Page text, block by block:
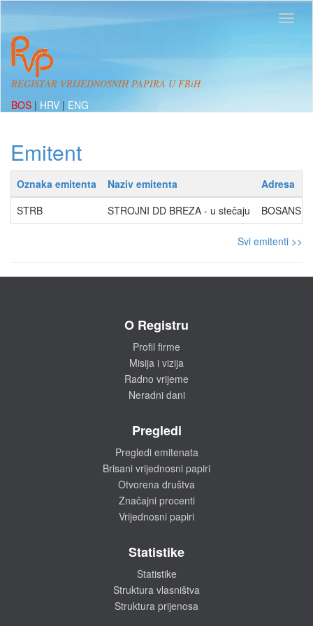
REGISTAR VRIJEDNOSNIH PAPIRA U FBiH
BOS | HRV | ENG
Emitent
Oznaka emitenta Naziv emitenta
Adresa
STRB
STROJNI DD BREZA - u stečaju
Svi emitenti >>
O Registru
Profil firme
Misija i vizija
Radno vrijeme
Neradni dani
Pregledi
Pregledi emitenata
Brisani vrijednosni papiri
Otvorena društva
Značajni procenti
Vrijednosni papiri
Statistike
Statistike
Struktura vlasništva
Struktura prijenosa